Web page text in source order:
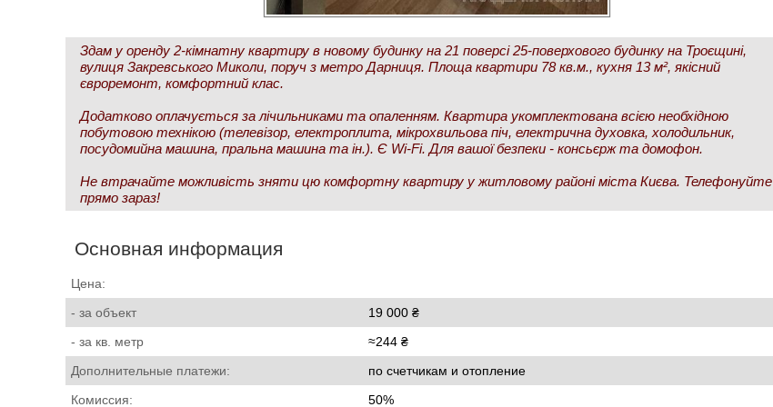
Здам у оренду 2-кімнатну квартиру в новому будинку на 21 поверсі 25-поверхового будинку на Троєщині,
вулиця Закревського Миколи, поруч з метро Дарниця. Площа квартири 78 кв.м., кухня 13 м², якісний
євроремонт, комфортний клас.
Додатково оплачується за лічильниками та опаленням. Квартира укомплектована всією необхідною
побутовою технікою (телевізор, електроплита, мікрохвильова піч, електрична духовка, холодильник,
посудомийна машина, пральна машина та ін.). Є Wi-Fi. Для вашої безпеки - консьєрж та домофон.
Не втрачайте можливість зняти цю комфортну квартиру у житловому районі міста Києва. Телефонуйте
прямо зараз!
Основная информация
Цена:
- за объект
19 000 ₴
- за кв. метр
≈244 ₴
Дополнительные платежи:
по счетчикам и отопление
Комиссия:
50%